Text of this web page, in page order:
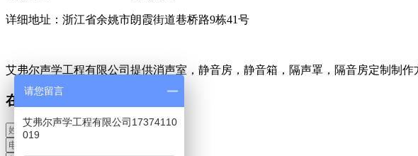
详细地址：浙江省余姚市朗霞街道巷桥路9栋41号
艾弗尔声学工程有限公司提供消声室，静音房，静音箱，隔声罩，隔音房定制制作
在线留言
请您留言
艾弗尔声学工程有限公司17374110
019